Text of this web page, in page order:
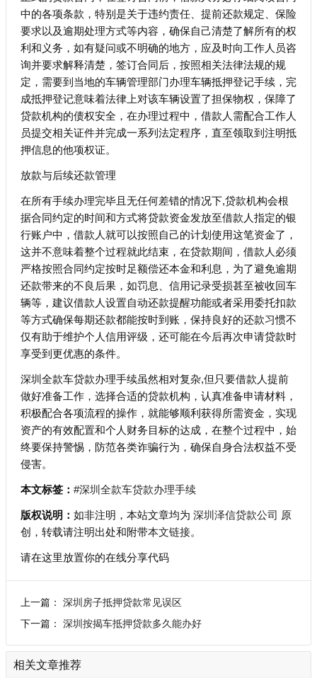
中的各项条款，特别是关于违约责任、提前还款规定、保险
要求以及逾期处理方式等内容，确保自己清楚了解所有的权
利和义务，如有疑问或不明确的地方，应及时向工作人员咨
询并要求解释清楚，签订合同后，按照相关法律法规的规
定，需要到当地的车辆管理部门办理车辆抵押登记手续，完
成抵押登记意味着法律上对该车辆设置了担保物权，保障了
贷款机构的债权安全，在办理过程中，借款人需配合工作人
员提交相关证件并完成一系列法定程序，直至领取到注明抵
押信息的他项权证。
放款与后续还款管理
在所有手续办理完毕且无任何差错的情况下,贷款机构会根
据合同约定的时间和方式将贷款资金发放至借款人指定的银
行账户中，借款人就可以按照自己的计划使用这笔资金了，
这并不意味着整个过程就此结束，在贷款期间，借款人必须
严格按照合同约定按时足额偿还本金和利息，为了避免逾期
还款带来的不良后果，如罚息、信用记录受损甚至被收回车
辆等，建议借款人设置自动还款提醒功能或者采用委托扣款
等方式确保每期还款都能按时到账，保持良好的还款习惯不
仅有助于维护个人信用评级，还可能在今后再次申请贷款时
享受到更优惠的条件。
深圳全款车贷款办理手续虽然相对复杂,但只要借款人提前
做好准备工作，选择合适的贷款机构，认真准备申请材料，
积极配合各项流程的操作，就能够顺利获得所需资金，实现
资产的有效配置和个人财务目标的达成，在整个过程中，始
终要保持警惕，防范各类诈骗行为，确保自身合法权益不受
侵害。
本文标签： #深圳全款车贷款办理手续
版权说明： 如非注明，本站文章均为 深圳泽信贷款公司 原
创，转载请注明出处和附带本文链接。
请在这里放置你的在线分享代码
上一篇： 深圳房子抵押贷款常见误区
下一篇： 深圳按揭车抵押贷款多久能办好
相关文章推荐